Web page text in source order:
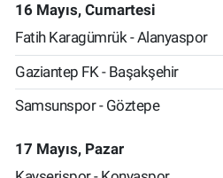
16 Mayıs, Cumartesi
Fatih Karagümrük - Alanyaspor
Gaziantep FK - Başakşehir
Samsunspor - Göztepe
17 Mayıs, Pazar